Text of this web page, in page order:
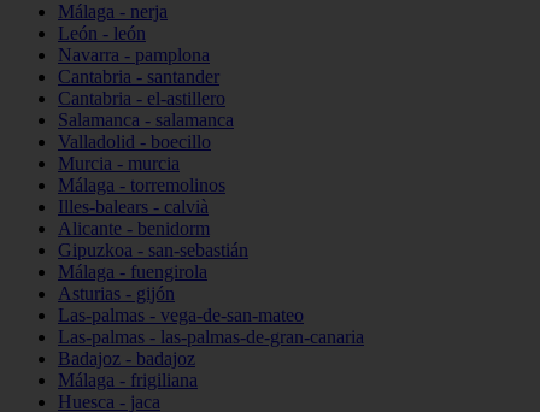
Málaga - nerja
León - león
Navarra - pamplona
Cantabria - santander
Cantabria - el-astillero
Salamanca - salamanca
Valladolid - boecillo
Murcia - murcia
Málaga - torremolinos
Illes-balears - calvià
Alicante - benidorm
Gipuzkoa - san-sebastián
Málaga - fuengirola
Asturias - gijón
Las-palmas - vega-de-san-mateo
Las-palmas - las-palmas-de-gran-canaria
Badajoz - badajoz
Málaga - frigiliana
Huesca - jaca